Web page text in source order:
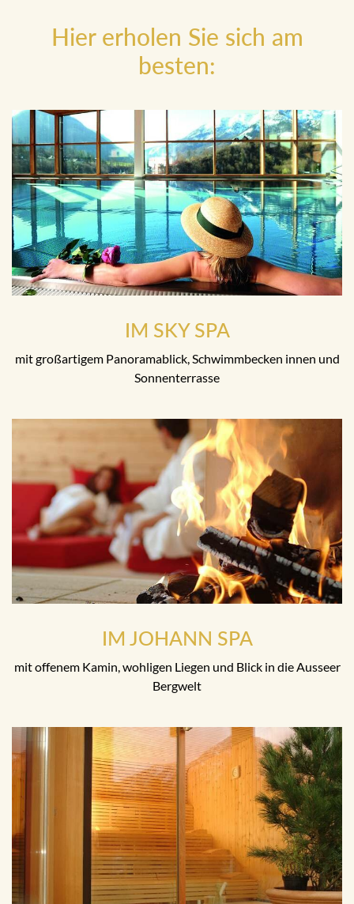
Hier erholen Sie sich am
besten:
IM SKY SPA
mit großartigem Panoramablick, Schwimmbecken innen und
Sonnenterrasse
IM JOHANN SPA
mit offenem Kamin, wohligen Liegen und Blick in die Ausseer
Bergwelt